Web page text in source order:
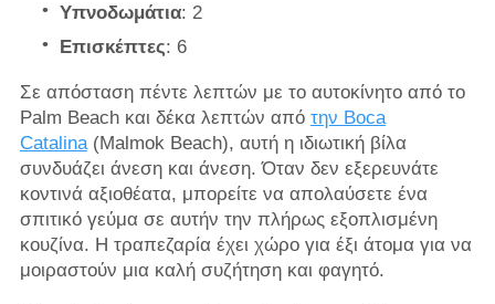
Υπνοδωμάτια: 2
Επισκέπτες: 6
Σε απόσταση πέντε λεπτών με το αυτοκίνητο από το
Palm Beach και δέκα λεπτών από την Boca
Catalina(Malmok Beach), αυτή η ιδιωτική βίλα
συνδυάζει άνεση και άνεση. Όταν δεν εξερευνάτε
κοντινά αξιοθέατα, μπορείτε να απολαύσετε ένα
σπιτικό γεύμα σε αυτήν την πλήρως εξοπλισμένη
κουζίνα. Η τραπεζαρία έχει χώρο για έξι άτομα για να
μοιραστούν μια καλή συζήτηση και φαγητό.